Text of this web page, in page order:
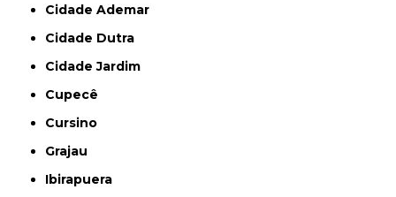
Cidade Ademar
Cidade Dutra
Cidade Jardim
Cupecê
Cursino
Grajau
Ibirapuera